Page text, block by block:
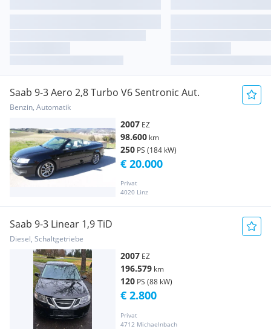
Saab 9-3 Aero 2,8 Turbo V6 Sentronic Aut.
Benzin, Automatik
2007 EZ
98.600 km
250 PS (184 kW)
Privat
4020 Linz
€ 20.000
Saab 9-3 Linear 1,9 TiD
Diesel, Schaltgetriebe
2007 EZ
196.579 km
120 PS (88 kW)
Privat
4712 Michaelnbach
€ 2.800